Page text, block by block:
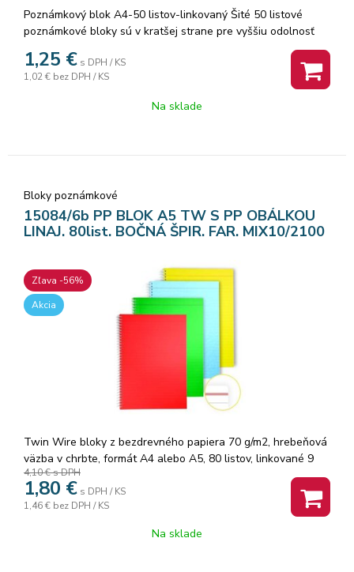
Poznámkový blok A4-50 listov-linkovaný Šité 50 listové
poznámkové bloky sú v kratšej strane pre vyššiu odolnosť
recyklovaného papiera sú pre ľahšie a presné vytrhnutie
perforované. Balenie: 10 ks. Cena za 1 ks.
1,25 € s DPH / KS
1,02 € bez DPH / KS
Na sklade
Bloky poznámkové
15084/6b PP BLOK A5 TW S PP OBÁLKOU
LINAJ. 80list. BOČNÁ ŠPIR. FAR. MIX10/2100
Zľava -56%
Akcia
Twin Wire bloky z bezdrevného papiera 70 g/m2, hrebeňová
väzba v chrbte, formát A4 alebo A5, 80 listov, linkované 9
mm + červená dvojlinka. Dierovanie ...
4,10 €s DPH
1,80 € s DPH / KS
1,46 € bez DPH / KS
Na sklade